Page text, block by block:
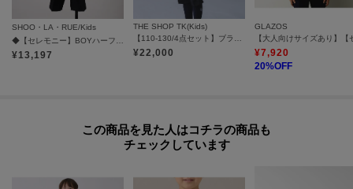
お得な情報をGETできます！！
POINT.1
再入荷通知や、値下げ情報・在庫状況をメルマガにてお知らせ。
マイページでお気に入り一覧をチェックでき、
自分だけのお買い物リストがつくれる！
SHOO・LA・RUE/Kids
¥13,197
THE SHOP TK(Kids)
¥22,000
GLAZOS
¥7,920
20%OFF
この商品を見た人はコチラの商品も
チェックしています